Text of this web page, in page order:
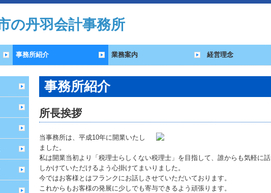
事務所紹介 業務案内 経営理念
事務所紹介
所長挨拶
当事務所は、平成10年に開業いたし
ました。
私は開業当初より「税理士らしくない税理士」を目指して、誰からも気軽に話
しかけていただけるよう心掛けてまいりました。
今ではお客様とはフランクにお話しさせていただいております。
これからもお客様の発展に少しでも寄与できるよう頑張ります。